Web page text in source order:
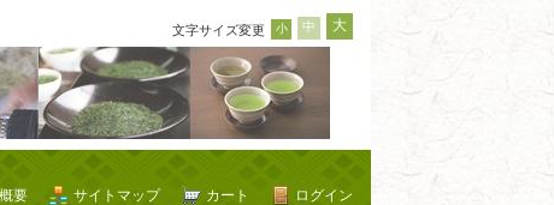
文字サイズ変更 小 中 大
ログイン
カート
サイトマップ
要